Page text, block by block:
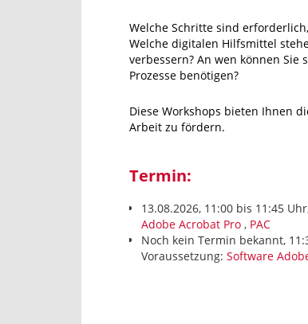
Welche Schritte sind
Welche digitalen Hilfsmittel
verbessern? An wen können
Prozesse benötigen?
Diese Workshops bieten Ihnen
Arbeit zu fördern.
Termin:
13.08.2026, 11:00 bis 11:45
Adobe Acrobat Pro , PAC
Noch kein Termin bekannt,
Voraussetzung: Software